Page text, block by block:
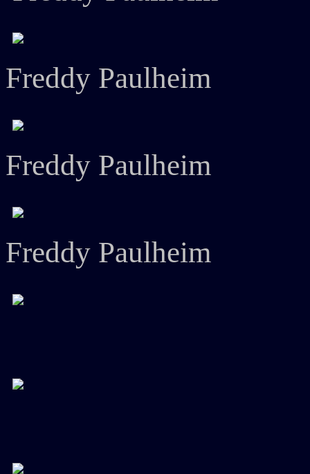
Freddy Paulheim
Freddy Paulheim
Freddy Paulheim